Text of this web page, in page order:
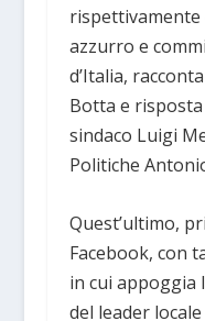
azzurro e
d’Italia,
Botta e
sindaco Luigi
Politiche
Quest’ultimo,
Facebook, con
in cui appoggia
del leader